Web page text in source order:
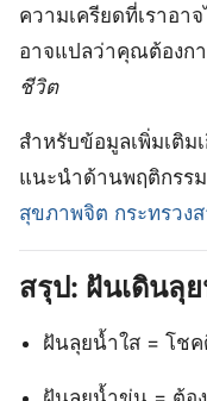
ความเครียดที่เราอ
อาจแปลว่าคุณต้องก
ชีวิต
สำหรับข้อมูลเพิ่มเติม
แนะนำด้านพฤติกรร
สุขภาพจิต กระทรวง
สรุป: ฝันเดินลุ
ฝันลุยน้ำใส = โช